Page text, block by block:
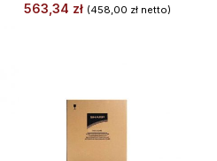
563,34 zł (458,00 złnetto)